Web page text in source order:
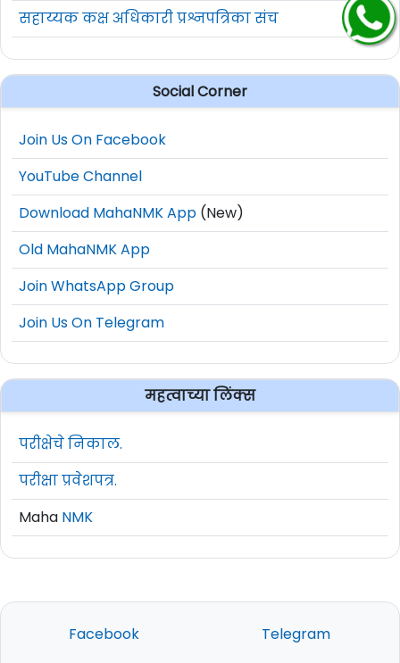
सहाय्यक कक्ष अधिकारी प्रश्नपत्रिका संच
Social Corner
Join Us On Facebook
YouTube Channel
Download MahaNMK App (New)
Old MahaNMK App
Join WhatsApp Group
Join Us On Telegram
महत्वाच्या लिंक्स
परीक्षेचे निकाल.
परीक्षा प्रवेशपत्र.
Maha NMK
Facebook Telegram